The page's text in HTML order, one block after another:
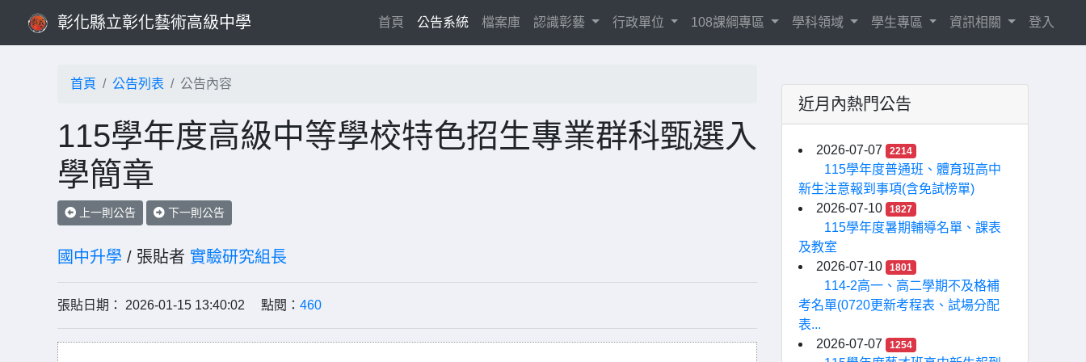
彰化縣立彰化藝術高級中學 首頁(current)
公告系統 檔案庫 認識彰藝 行政單位 108課綱專區 學科領域 學生專區 資訊相關 登入
首頁 公告列表 公告內容
115學年度高級中等學校特色招生專業群科甄選入
學簡章
上一則公告 下一則公告
國中升學 / 張貼者 實驗研究組長
張貼日期： 2026-01-15 13:40:02 點閱： 460
近月內熱門公告
2026-07-07 2214
115學年度普通班、體育班高中
新生注意報到事項(含免試榜單)
2026-07-10
1827
115學年度暑期輔導名單、課表
及教室
2026-07-10
1801
114-2高一、高二學期不及格補
考名單(0720更新考程表、試場分配
表...
2026-07-07
1254